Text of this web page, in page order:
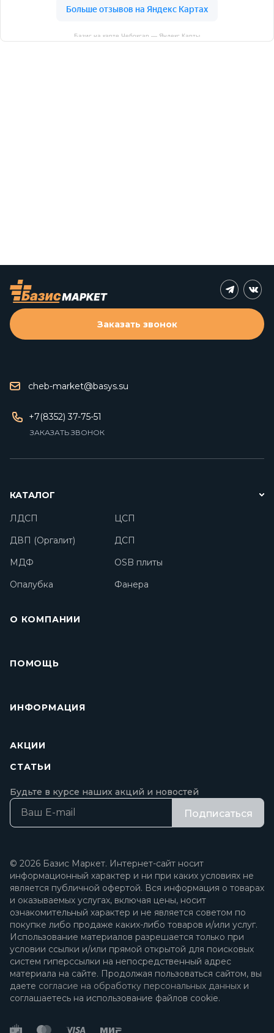
Базис на карте Чебоксар — Яндекс Карты
cheb-market@basys.su
+7(8352) 37-75-51
ЗАКАЗАТЬ ЗВОНОК
Заказать звонок
КАТАЛОГ
ЛДСП
ЦСП
ДВП (Оргалит)
ДСП
МДФ
OSB плиты
Опалубка
Фанера
О КОМПАНИИ
ПОМОЩЬ
ИНФОРМАЦИЯ
АКЦИИ
СТАТЬИ
Будьте в курсе наших акций и новостей
Подписаться
© 2026 Базис Маркет. Интернет-сайт носит
информационный характер и ни при каких условиях не
является публичной офертой. Вся информация о товарах
и оказываемых услугах, включая цены, носит
ознакомительный характер и не является советом по
покупке либо продаже каких-либо товаров и/или услуг.
Использование материалов разрешается только при
условии ссылки и/или прямой открытой для поисковых
систем гиперссылки на непосредственный адрес
материала на сайте. Продолжая пользоваться сайтом, вы
даете согласие на обработку персональных данных и
соглашаетесь на использование файлов cookie.